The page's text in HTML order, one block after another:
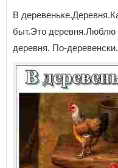
В
быт.Это деревня.Люблю
деревня. По-